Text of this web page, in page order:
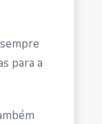
sempre
para a